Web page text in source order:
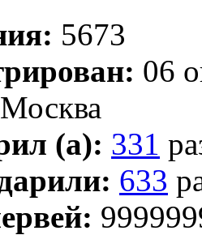
5673
06
Москва
(а): 331
633